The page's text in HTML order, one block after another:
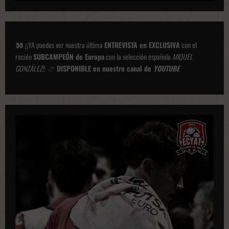
¡¡YA puedes ver nuestra última ENTREVISTA en EXCLUSIVAcon el
reciénSUBCAMPEÓN de Europacon la selección española MIQUEL
GONZÁLEZ!! DISPONIBLE en nuestro canal de YOUTUBE